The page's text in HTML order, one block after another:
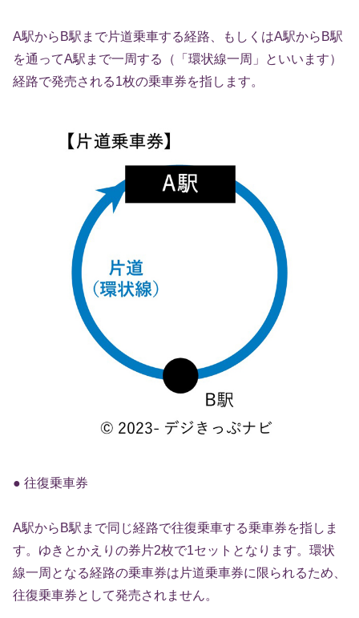
A駅からB駅まで片道乗車する経路、もしくはA駅からB駅
を通ってA駅まで一周する（「環状線一周」といいます）
経路で発売される1枚の乗車券を指します。
● 往復乗車券
A駅からB駅まで同じ経路で往復乗車する乗車券を指しま
す。ゆきとかえりの券片2枚で1セットとなります。環状
線一周となる経路の乗車券は片道乗車券に限られるため、
往復乗車券として発売されません。